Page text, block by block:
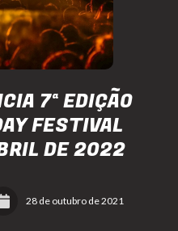
7ª EDIÇÃO
FESTIVAL
DE 2022
28 de outubro de 2021